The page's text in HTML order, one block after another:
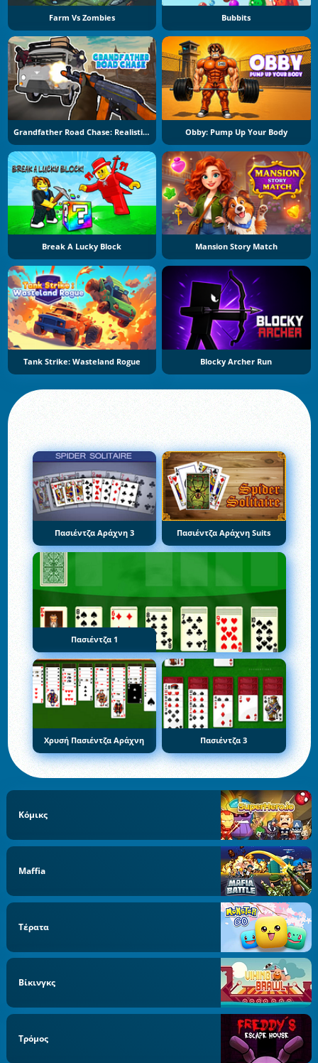
Farm Vs Zombies Bubbits
Grandfather Road Chase: Realistic Shooter Obby: Pump Up Your Body
Break A Lucky Block Mansion Story Match
Tank Strike: Wasteland Rogue Blocky Archer Run
Πασιέντζα Αράχνη 3 Πασιέντζα Αράχνη Suits
Πασιέντζα 1
Χρυσή Πασιέντζα Αράχνη Πασιέντζα 3
Κόμικς
Maffia
Τέρατα
Βίκινγκς
Τρόμος